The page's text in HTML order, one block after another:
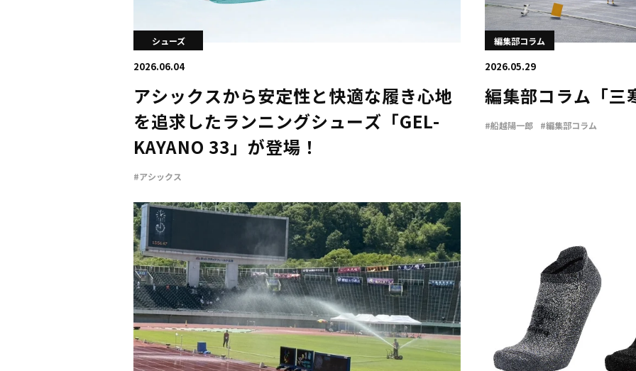
シューズ
2026.06.04
アシックスから安定性と快適な履き心地
を追求したランニングシューズ「GEL-
KAYANO 33」が登場！
#アシックス
編集部コラム
2026.05.29
編集部コラム「三
#船越陽一郎 #編集部コラム